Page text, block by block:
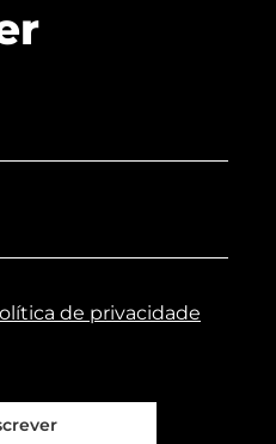
de privacidade